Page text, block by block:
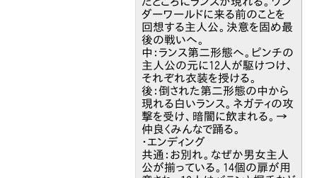
ダーワールドに来る前のことを
回想する主人公。決意を固め最
後の戦いへ。
中：ランス第二形態へ。ピンチの
主人公の元に12人が駆けつけ、
それぞれ衣装を授ける。
後：倒された第二形態の中から
現れる白いランス。ネガティの攻
撃を受け、暗闇に飲まれる。→
仲良くみんなで踊る。
・エンディング
共通：お別れ。なぜか男女主人
公が揃っている。14個の扉が用